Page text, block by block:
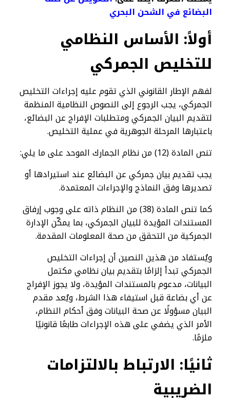
البضائع في الشحن البحري
أولاً: الأساس النظامي
للتخليص الجمركي
لفهم الإطار القانوني الذي تقوم عليه إجراءات التخليص
الجمركي، يجب الرجوع إلى النصوص النظامية المنظمة
لتقديم البيان الجمركي ومتطلبات الإفراج عن البضائع،
باعتبارها المرحلة الجوهرية في عملية التخليص.
تنص المادة (12) من نظام الجمارك الموحد على ما يلي:
يجب تقديم بيان جمركي عن البضائع عند استيرادها أو
تصديرها وفق النماذج والإجراءات المعتمدة.
كما تنص المادة (38) من النظام ذاته على وجوب إرفاق
المستندات المؤيدة للبيان الجمركي، بما يمكّن الإدارة
الجمركية من التحقق من صحة المعلومات المقدمة.
ويُستفاد من هذين النصين أن إجراءات التخليص
الجمركي تبدأ إلزامًا بتقديم بيان نظامي مكتمل
البيانات، مدعوم بالمستندات المؤيدة، ولا يجوز الإفراج
عن أي بضاعة قبل استيفاء هذا الشرط، ويُعد مقدم
البيان مسؤولًا عن صحة البيانات وفق أحكام النظام،
الأمر الذي يضفي على هذه الإجراءات طابعًا قانونيًا
ملزمًا.
ثانيًا: الارتباط بالالتزامات
الضريبية